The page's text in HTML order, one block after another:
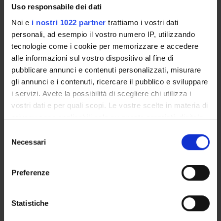
Uso responsabile dei dati
Noi e i nostri 1022 partner trattiamo i vostri dati
personali, ad esempio il vostro numero IP, utilizzando
tecnologie come i cookie per memorizzare e accedere
alle informazioni sul vostro dispositivo al fine di
pubblicare annunci e contenuti personalizzati, misurare
gli annunci e i contenuti, ricercare il pubblico e sviluppare
i servizi. Avete la possibilità di scegliere chi utilizza i
vostri dati e per quali scopi. Le vostre scelte in materia di
privacy sono applicabili solo su questa proprietà digitale
modificare o revocare il proprio consenso in qualsiasi
momento dalla Dichiarazione sui cookie o facendo clic
raccogliere informazioni sulla tua posizione
geografica, con un'approssimazione di qualche
delNecessari
Preferenze
Statistiche
Calendario esami
Bacheca avvisi
Proposte tesi e stage
Organi collegiali e di governo
Docenti
OFFERTA FORMATIVA
DOTTORATI, MASTER E FORMAZIONE SUPERIORE
Persone
Calendario